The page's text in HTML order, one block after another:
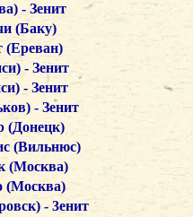
- Зенит
(Баку)
(Ереван)
- Зенит
- Зенит
- Зенит
(Донецк)
(Вильнюс)
(Москва)
(Москва)
- 3енит